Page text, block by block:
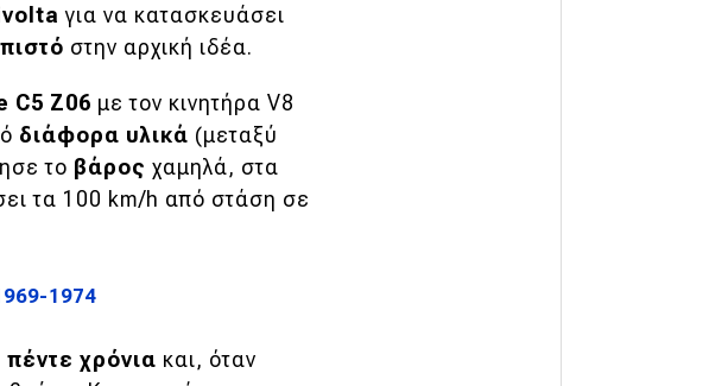
για να κατασκευάσει
πιστό στην αρχική ιδέα.
C5 Z06 με τον κινητήρα V8
διάφορα υλικά (μεταξύ
το βάρος χαμηλά, στα
τα 100 km/h από στάση σε
1974
πέντε χρόνια και, όταν